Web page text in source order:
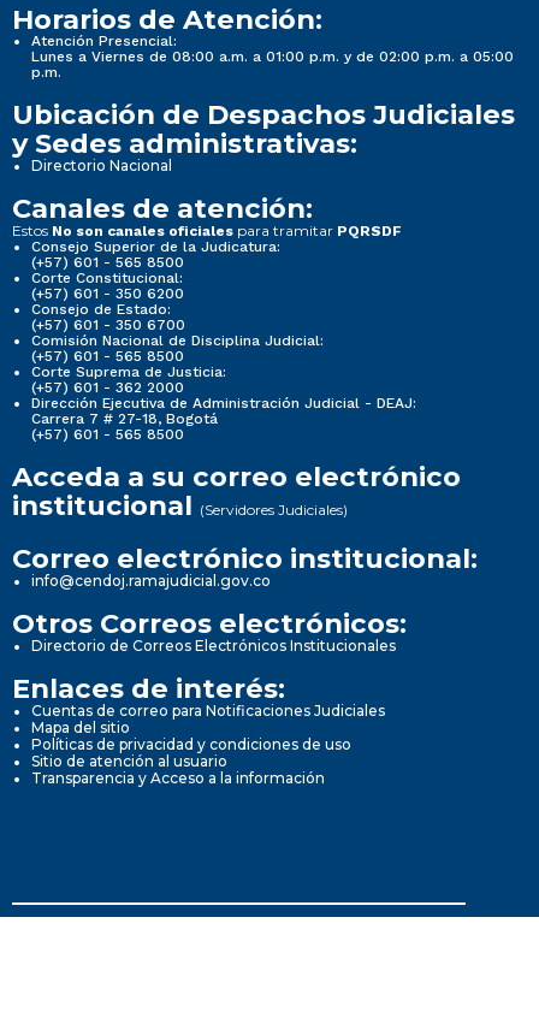
Horarios de Atención:
Atención Presencial:
Lunes a Viernes de 08:00 a.m. a 01:00 p.m. y de 02:00 p.m. a 05:00
p.m.
Ubicación de Despachos Judiciales
y Sedes administrativas:
Directorio Nacional
Canales de atención:
Estos No son canales oficiales para tramitar PQRSDF
Consejo Superior de la Judicatura:
(+57) 601 - 565 8500
Corte Constitucional:
(+57) 601 - 350 6200
Consejo de Estado:
(+57) 601 - 350 6700
Comisión Nacional de Disciplina Judicial:
(+57) 601 - 565 8500
Corte Suprema de Justicia:
(+57) 601 - 362 2000
Dirección Ejecutiva de Administración Judicial - DEAJ:
Carrera 7 # 27-18, Bogotá
(+57) 601 - 565 8500
Acceda a su correo electrónico
institucional (Servidores Judiciales)
Correo electrónico institucional:
info@cendoj.ramajudicial.gov.co
Otros Correos electrónicos:
Directorio de Correos Electrónicos Institucionales
Enlaces de interés:
Cuentas de correo para Notificaciones Judiciales
Mapa del sitio
Políticas de privacidad y condiciones de uso
Sitio de atención al usuario
Transparencia y Acceso a la información